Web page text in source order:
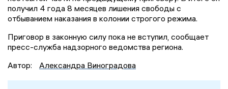
получил 4 года 8 месяцев лишения свободы с
отбыванием наказания в колонии строгого режима.
Приговор в законную силу пока не вступил, сообщает
пресс-служба надзорного ведомства региона.
Автор:
Александра Виноградова